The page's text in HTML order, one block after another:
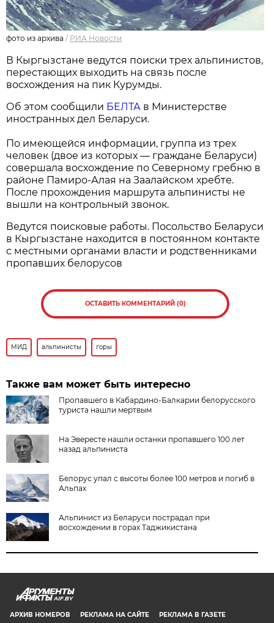
фото из архива / РИА Новости
В Кыргызстане ведутся поиски трех альпинистов,
перестающих выходить на связь после
восхождения на пик Курумды.
Об этом сообщили БЕЛТА в Министерстве
иностранных дел Беларуси.
По имеющейся информации, группа из трех
человек (двое из которых — граждане Беларуси)
совершала восхождение по Северному гребню в
районе Памиро-Алая на Заалайском хребте.
После прохождения маршрута альпинисты не
вышли на контрольный звонок.
Ведутся поисковые работы. Посольство Беларуси
в Кыргызстане находится в постоянном контакте
с местными органами власти и родственниками
пропавших белорусов
ОСТАВИТЬ КОММЕНТАРИЙ (0)
МИД альпинисты горы
Также вам может быть интересно
Пропавшего в Кабардино-Балкарии белорусского
туриста нашли мертвым
На Эвересте нашли останки пропавшего 100 лет
назад альпиниста
Белорус упал с высоты более 100 метров и погиб в
Альпах
Альпинист из Беларуси пострадал при
восхождении в горах Таджикистана
AIF.BY
АРХИВ НОМЕРОВ РЕКЛАМА НА САЙТЕ РЕКЛАМА В ГАЗЕТЕ